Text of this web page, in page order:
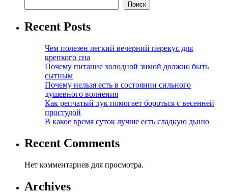
Поиск
Recent Posts
Чем полезен легкий вечерний перекус для
крепкого сна
Почему питание холодной зимой должно быть
сытным
Почему нельзя есть в состоянии сильного
душевного волнения
Как репчатый лук помогает бороться с весенней
простудой
В какое время суток лучше есть сладкую дыню
Recent Comments
Нет комментариев для просмотра.
Archives